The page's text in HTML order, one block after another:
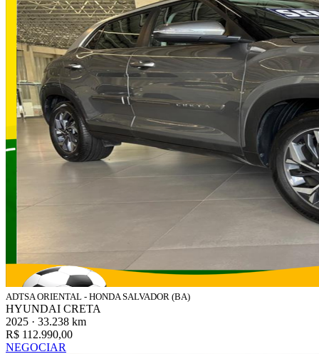
ADTSA ORIENTAL - HONDA SALVADOR (BA)
HYUNDAI CRETA
2025 · 33.238 km
R$ 112.990,00
NEGOCIAR